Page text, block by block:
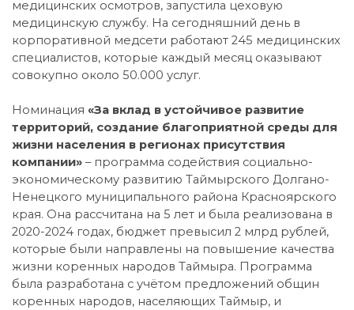
медицинских осмотров, запустила цеховую
медицинскую службу. На сегодняшний день в
корпоративной медсети работают 245 медицинских
специалистов, которые каждый месяц оказывают
совокупно около 50.000 услуг.
Номинация «За вклад в устойчивое развитие
территорий, создание благоприятной среды для
жизни населения в регионах присутствия
компании» – программа содействия социально-
экономическому развитию Таймырского Долгано-
Ненецкого муниципального района Красноярского
края. Она рассчитана на 5 лет и была реализована в
2020-2024 годах, бюджет превысил 2 млрд рублей,
которые были направлены на повышение качества
жизни коренных народов Таймыра. Программа
была разработана с учётом предложений общин
коренных народов, населяющих Таймыр, и